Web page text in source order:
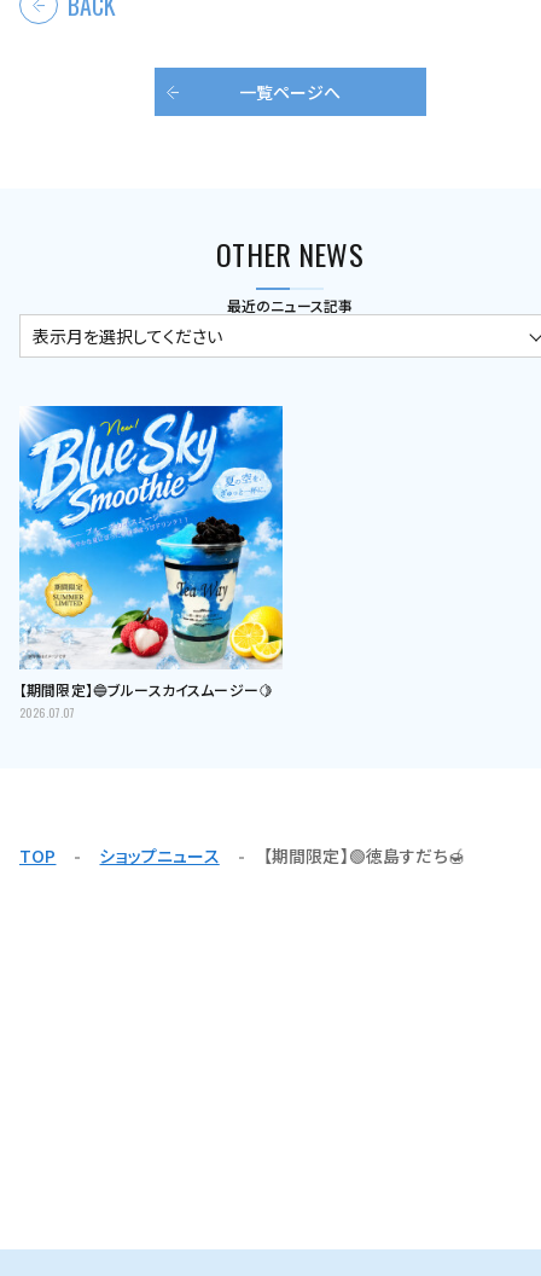
一覧ページへ
OTHER NEWS
最近のニュース記事
表示月を選択してください
【期間限定】🔵ブルースカイスムージー🍋
2026.07.07
TOP ショップニュース 【期間限定】🟢徳島すだち🍯